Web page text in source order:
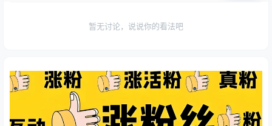
暂无讨论，说说你的看法吧